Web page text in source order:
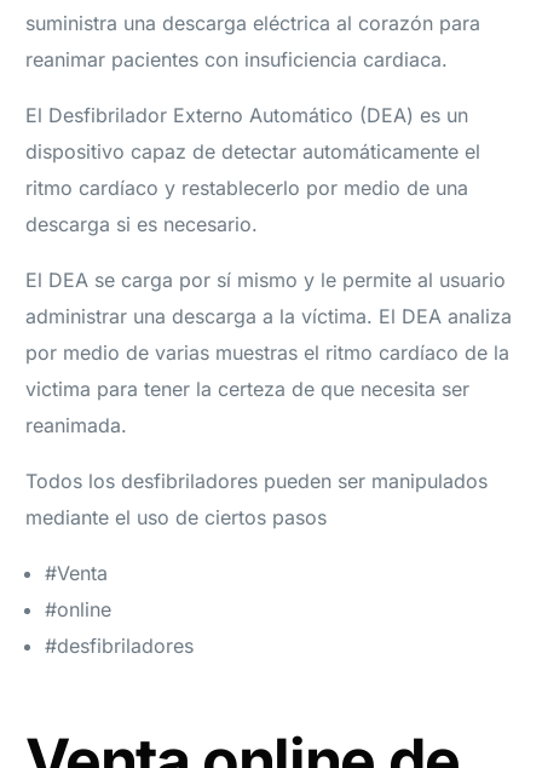
suministra una descarga eléctrica al corazón para
reanimar pacientes con insuficiencia cardiaca.
El Desfibrilador Externo Automático (DEA) es un
dispositivo capaz de detectar automáticamente el
ritmo cardíaco y restablecerlo por medio de una
descarga si es necesario.
El DEA se carga por sí mismo y le permite al usuario
administrar una descarga a la víctima. El DEA analiza
por medio de varias muestras el ritmo cardíaco de la
victima para tener la certeza de que necesita ser
reanimada.
Todos los desfibriladores pueden ser manipulados
mediante el uso de ciertos pasos
#Venta
#online
#desfibriladores